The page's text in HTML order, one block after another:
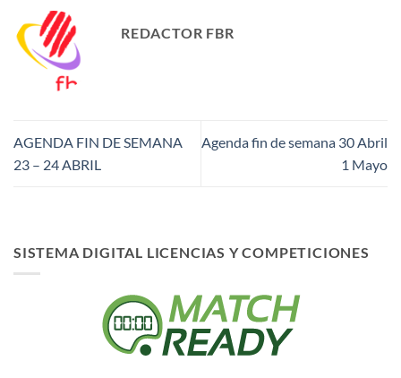
REDACTOR FBR
AGENDA FIN DE SEMANA
23 – 24 ABRIL
Agenda fin de semana 30 Abril
1 Mayo
SISTEMA DIGITAL LICENCIAS Y COMPETICIONES